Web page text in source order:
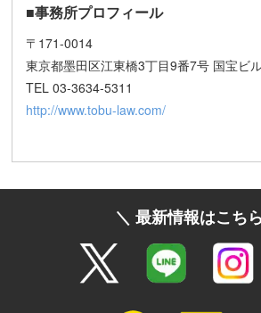
■事務所プロフィール
〒171-0014
東京都墨田区江東橋3丁目9番7号 国宝ビ
TEL 03-3634-5311
http://www.tobu-law.com/
＼ 最新情報はこち